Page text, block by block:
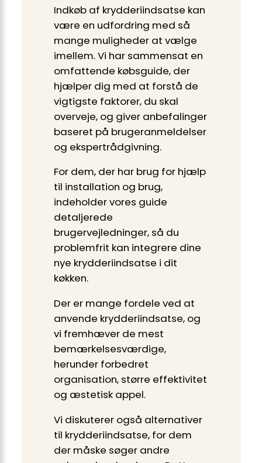
Indkøb af krydderiindsatse kan
være en udfordring med så
mange muligheder at vælge
imellem. Vi har sammensat en
omfattende købsguide, der
hjælper dig med at forstå de
vigtigste faktorer, du skal
overveje, og giver anbefalinger
baseret på brugeranmeldelser
og ekspertrådgivning.
For dem, der har brug for hjælp
til installation og brug,
indeholder vores guide
detaljerede
brugervejledninger, så du
problemfrit kan integrere dine
nye krydderiindsatse i dit
køkken.
Der er mange fordele ved at
anvende krydderiindsatse, og
vi fremhæver de mest
bemærkelsesværdige,
herunder forbedret
organisation, større effektivitet
og æstetisk appel.
Vi diskuterer også alternativer
til krydderiindsatse, for dem
der måske søger andre